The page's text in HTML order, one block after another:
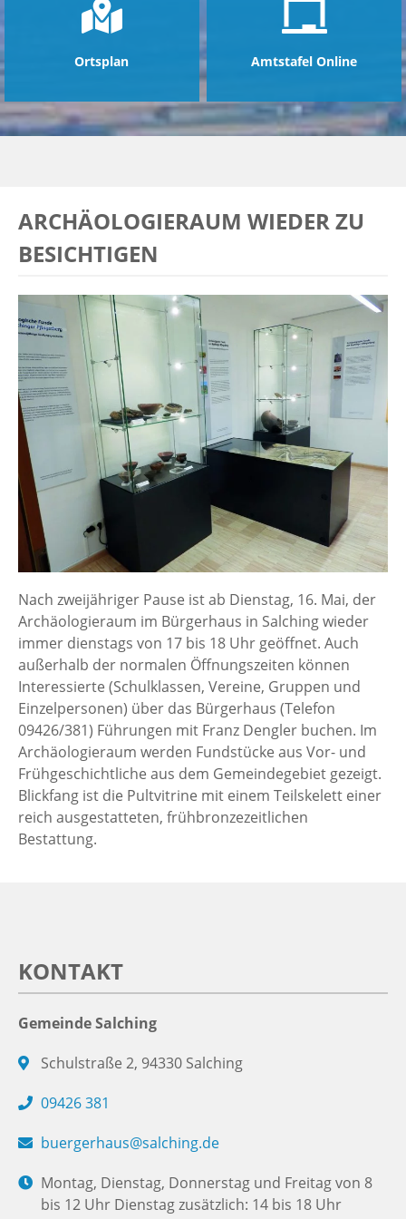
Ortsplan Amtstafel Online
ARCHÄOLOGIERAUM WIEDER ZU
BESICHTIGEN
Nach zweijähriger Pause ist ab Dienstag, 16. Mai, der
Archäologieraum im Bürgerhaus in Salching wieder
immer dienstags von 17 bis 18 Uhr geöffnet. Auch
außerhalb der normalen Öffnungszeiten können
Interessierte (Schulklassen, Vereine, Gruppen und
Einzelpersonen) über das Bürgerhaus (Telefon
09426/381) Führungen mit Franz Dengler buchen. Im
Archäologieraum werden Fundstücke aus Vor- und
Frühgeschichtliche aus dem Gemeindegebiet gezeigt.
Blickfang ist die Pultvitrine mit einem Teilskelett einer
reich ausgestatteten, frühbronzezeitlichen
Bestattung.
KONTAKT
Gemeinde Salching
Schulstraße 2, 94330 Salching
09426 381
buergerhaus@salching.de
Montag, Dienstag, Donnerstag und Freitag von 8
bis 12 Uhr Dienstag zusätzlich: 14 bis 18 Uhr